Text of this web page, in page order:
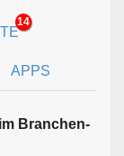
14
APPS
Branchen­